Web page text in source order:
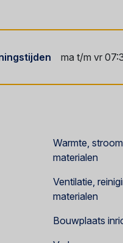
ma t/m vr
Warmte,
materialen
Ventilatie,
materialen
Bouwplaats